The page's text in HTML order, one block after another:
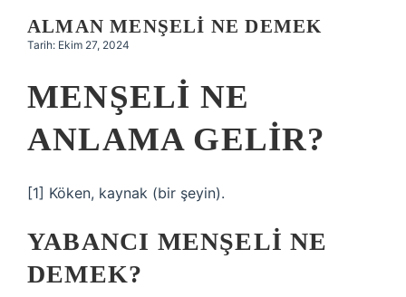
Hakkımızda
ALMAN MENŞELI NE DEMEK
Tarih: Ekim 27, 2024
MENŞELI NE
ANLAMA GELIR?
[1] Köken, kaynak (bir şeyin).
YABANCI MENŞELI NE
DEMEK?